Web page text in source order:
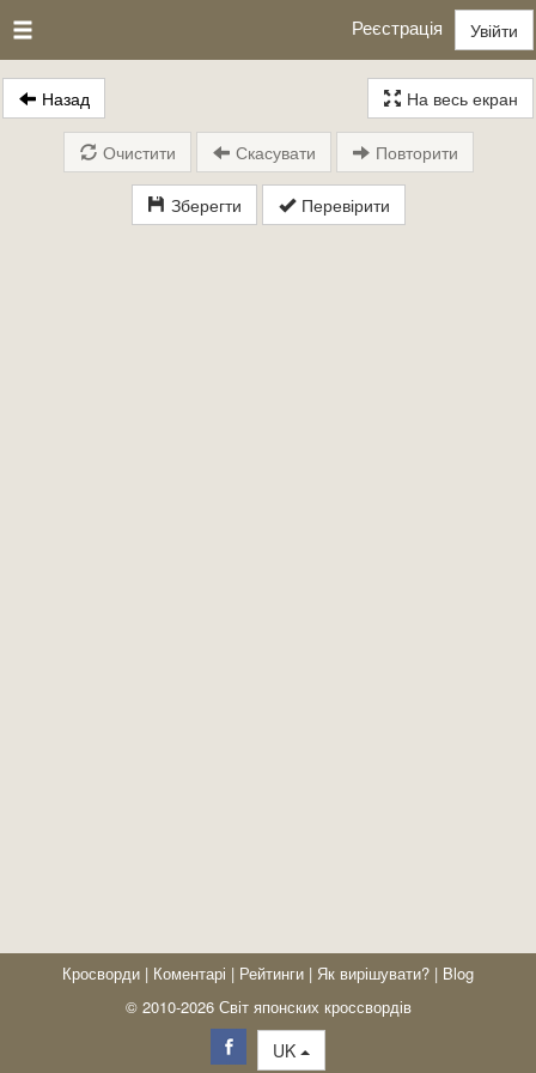
Реєстрація Увійти
Назад На весь екран
Зберегти Перевірити
Очистити Скасувати Повторити
Кросворди | Коментарі | Рейтинги | Як вирішувати? | Blog
© 2010-2026 Світ японских кроссвордів
UK